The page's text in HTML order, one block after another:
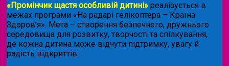
«Промінчик щастя особливій дитині» реалізується в
межах програми «На радарі гелікоптера – Країна
Здоров’я». Мета – створення безпечного, дружнього
середовища для розвитку, творчості та спілкування,
де кожна дитина може відчути підтримку, увагу й
радість відкриттів.